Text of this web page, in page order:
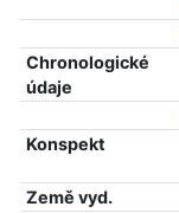
Chronologické
údaje
Konspekt
Země vyd.